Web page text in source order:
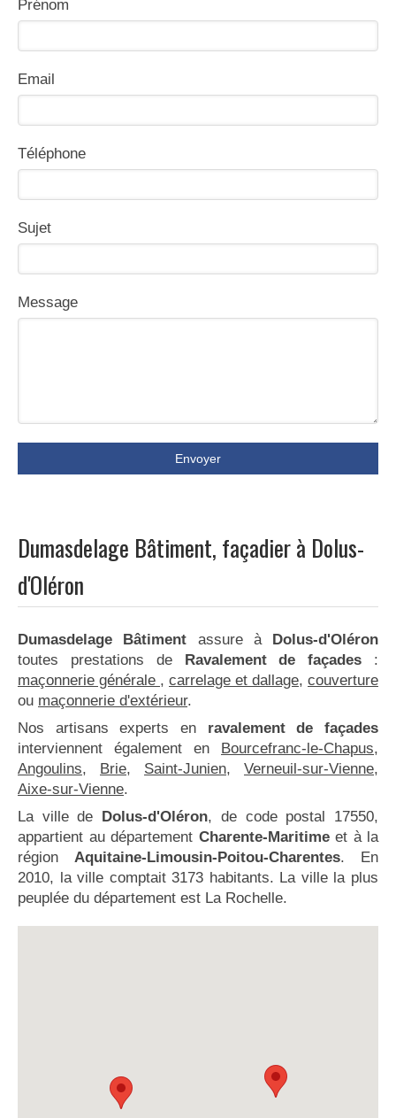
Prénom
Email
Téléphone
Sujet
Message
Envoyer
Dumasdelage Bâtiment, façadier à Dolus-
d'Oléron
Dumasdelage Bâtiment assure à Dolus-d'Oléron
toutes prestations de Ravalement de façades :
maçonnerie générale , carrelage et dallage, couverture
ou maçonnerie d'extérieur.
Nos artisans experts en ravalement de façades
interviennent également en Bourcefranc-le-Chapus,
Angoulins, Brie, Saint-Junien, Verneuil-sur-Vienne,
Aixe-sur-Vienne.
La ville de Dolus-d'Oléron, de code postal 17550,
appartient au département Charente-Maritimeet à la
région Aquitaine-Limousin-Poitou-Charentes. En
2010, la ville comptait 3173 habitants. La ville la plus
peuplée du département est La Rochelle.